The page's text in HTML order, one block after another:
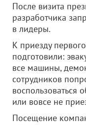
После визита
разработчика
в лидеры.
К приезду
подготовили:
все машины,
сотрудников
воспользоваться
или вовсе не
Посещение